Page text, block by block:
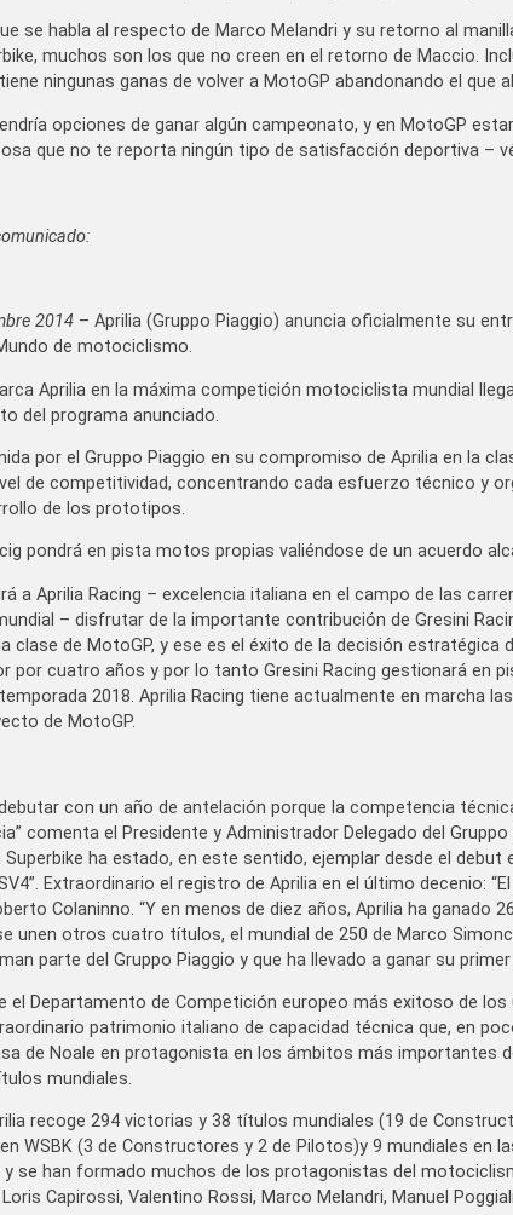
se habla al respecto de Marco Melandri y su retorno al
muchos son los que no creen en el retorno de Maccio.
ningunas ganas de volver a MotoGP abandonando el que
opciones de ganar algún campeonato, y en MotoGP
que no te reporta ningún tipo de satisfacción deportiva –
2014 – Aprilia (Gruppo Piaggio) anuncia oficialmente su
de motociclismo.
Aprilia en la máxima competición motociclista mundial
del programa anunciado.
por el Gruppo Piaggio en su compromiso de Aprilia en la
de competitividad, concentrando cada esfuerzo técnico y
de los prototipos.
pondrá en pista motos propias valiéndose de un acuerdo
a Aprilia Racing – excelencia italiana en el campo de las
– disfrutar de la importante contribución de Gresini
clase de MotoGP, y ese es el éxito de la decisión estratégica
por cuatro años y por lo tanto Gresini Racing gestionará en
2018. Aprilia Racing tiene actualmente en marcha
de MotoGP.
con un año de antelación porque la competencia
comenta el Presidente y Administrador Delegado del Gruppo
ha estado, en este sentido, ejemplar desde el
Extraordinario el registro de Aprilia en el último decenio:
Colaninno. “Y en menos de diez años, Aprilia ha ganado
unen otros cuatro títulos, el mundial de 250 de Marco
parte del Gruppo Piaggio y que ha llevado a ganar su
el Departamento de Competición europeo más exitoso de
patrimonio italiano de capacidad técnica que, en
de Noale en protagonista en los ámbitos más importantes
mundiales.
recoge 294 victorias y 38 títulos mundiales (19 de
WSBK (3 de Constructores y 2 de Pilotos)y 9 mundiales en
y se han formado muchos de los protagonistas del
Capirossi, Valentino Rossi, Marco Melandri, Manuel